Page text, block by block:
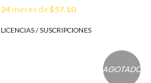
24meses de$57.10
LICENCIAS / SUSCRIPCIONES
AGOTADO